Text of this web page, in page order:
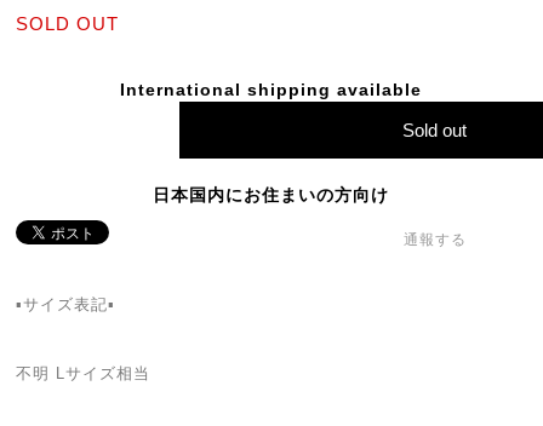
SOLD OUT
International shipping available
Sold out
日本国内にお住まいの方向け
通報する
▪サイズ表記▪
不明 Lサイズ相当